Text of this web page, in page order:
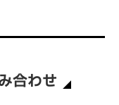
合わせ